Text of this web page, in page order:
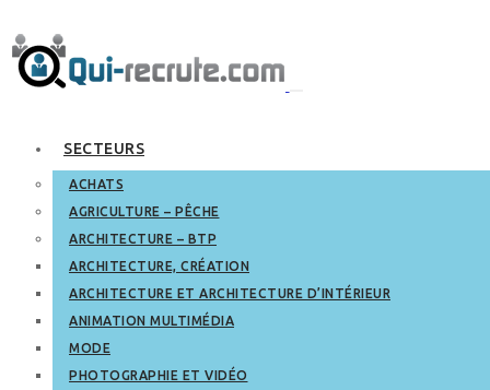
SECTEURS
ACHATS
AGRICULTURE – PÊCHE
ARCHITECTURE – BTP
ARCHITECTURE, CRÉATION
ARCHITECTURE ET ARCHITECTURE D’INTÉRIEUR
ANIMATION MULTIMÉDIA
MODE
PHOTOGRAPHIE ET VIDÉO